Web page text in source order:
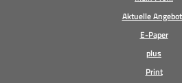
Aktuelle
E-Paper
plus
Print